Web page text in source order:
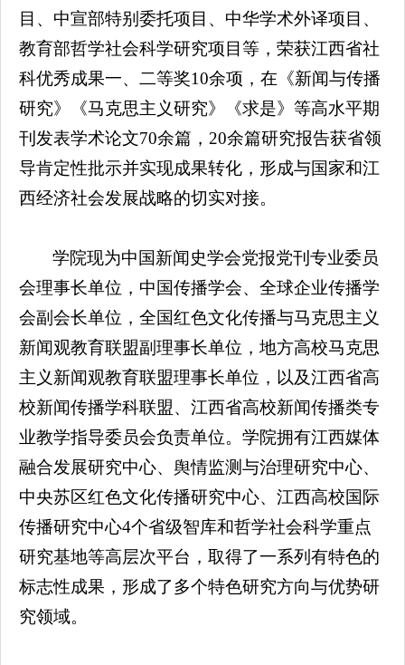
目、中宣部特别委托项目、中华学术外译项目、
教育部哲学社会科学研究项目等，荣获江西省社
科优秀成果一、二等奖10余项，在《新闻与传播
研究》《马克思主义研究》《求是》等高水平期
刊发表学术论文70余篇，20余篇研究报告获省领
导肯定性批示并实现成果转化，形成与国家和江
西经济社会发展战略的切实对接。
学院现为中国新闻史学会党报党刊专业委员
会理事长单位，中国传播学会、全球企业传播学
会副会长单位，全国红色文化传播与马克思主义
新闻观教育联盟副理事长单位，地方高校马克思
主义新闻观教育联盟理事长单位，以及江西省高
校新闻传播学科联盟、江西省高校新闻传播类专
业教学指导委员会负责单位。学院拥有江西媒体
融合发展研究中心、舆情监测与治理研究中心、
中央苏区红色文化传播研究中心、江西高校国际
传播研究中心4个省级智库和哲学社会科学重点
研究基地等高层次平台，取得了一系列有特色的
标志性成果，形成了多个特色研究方向与优势研
究领域。